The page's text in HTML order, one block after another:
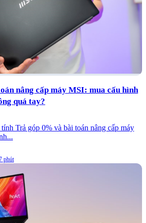
nâng cấp máy MSI: mua cấu hình
quá tay?
Trả góp 0% và bài toán nâng cấp máy
phút